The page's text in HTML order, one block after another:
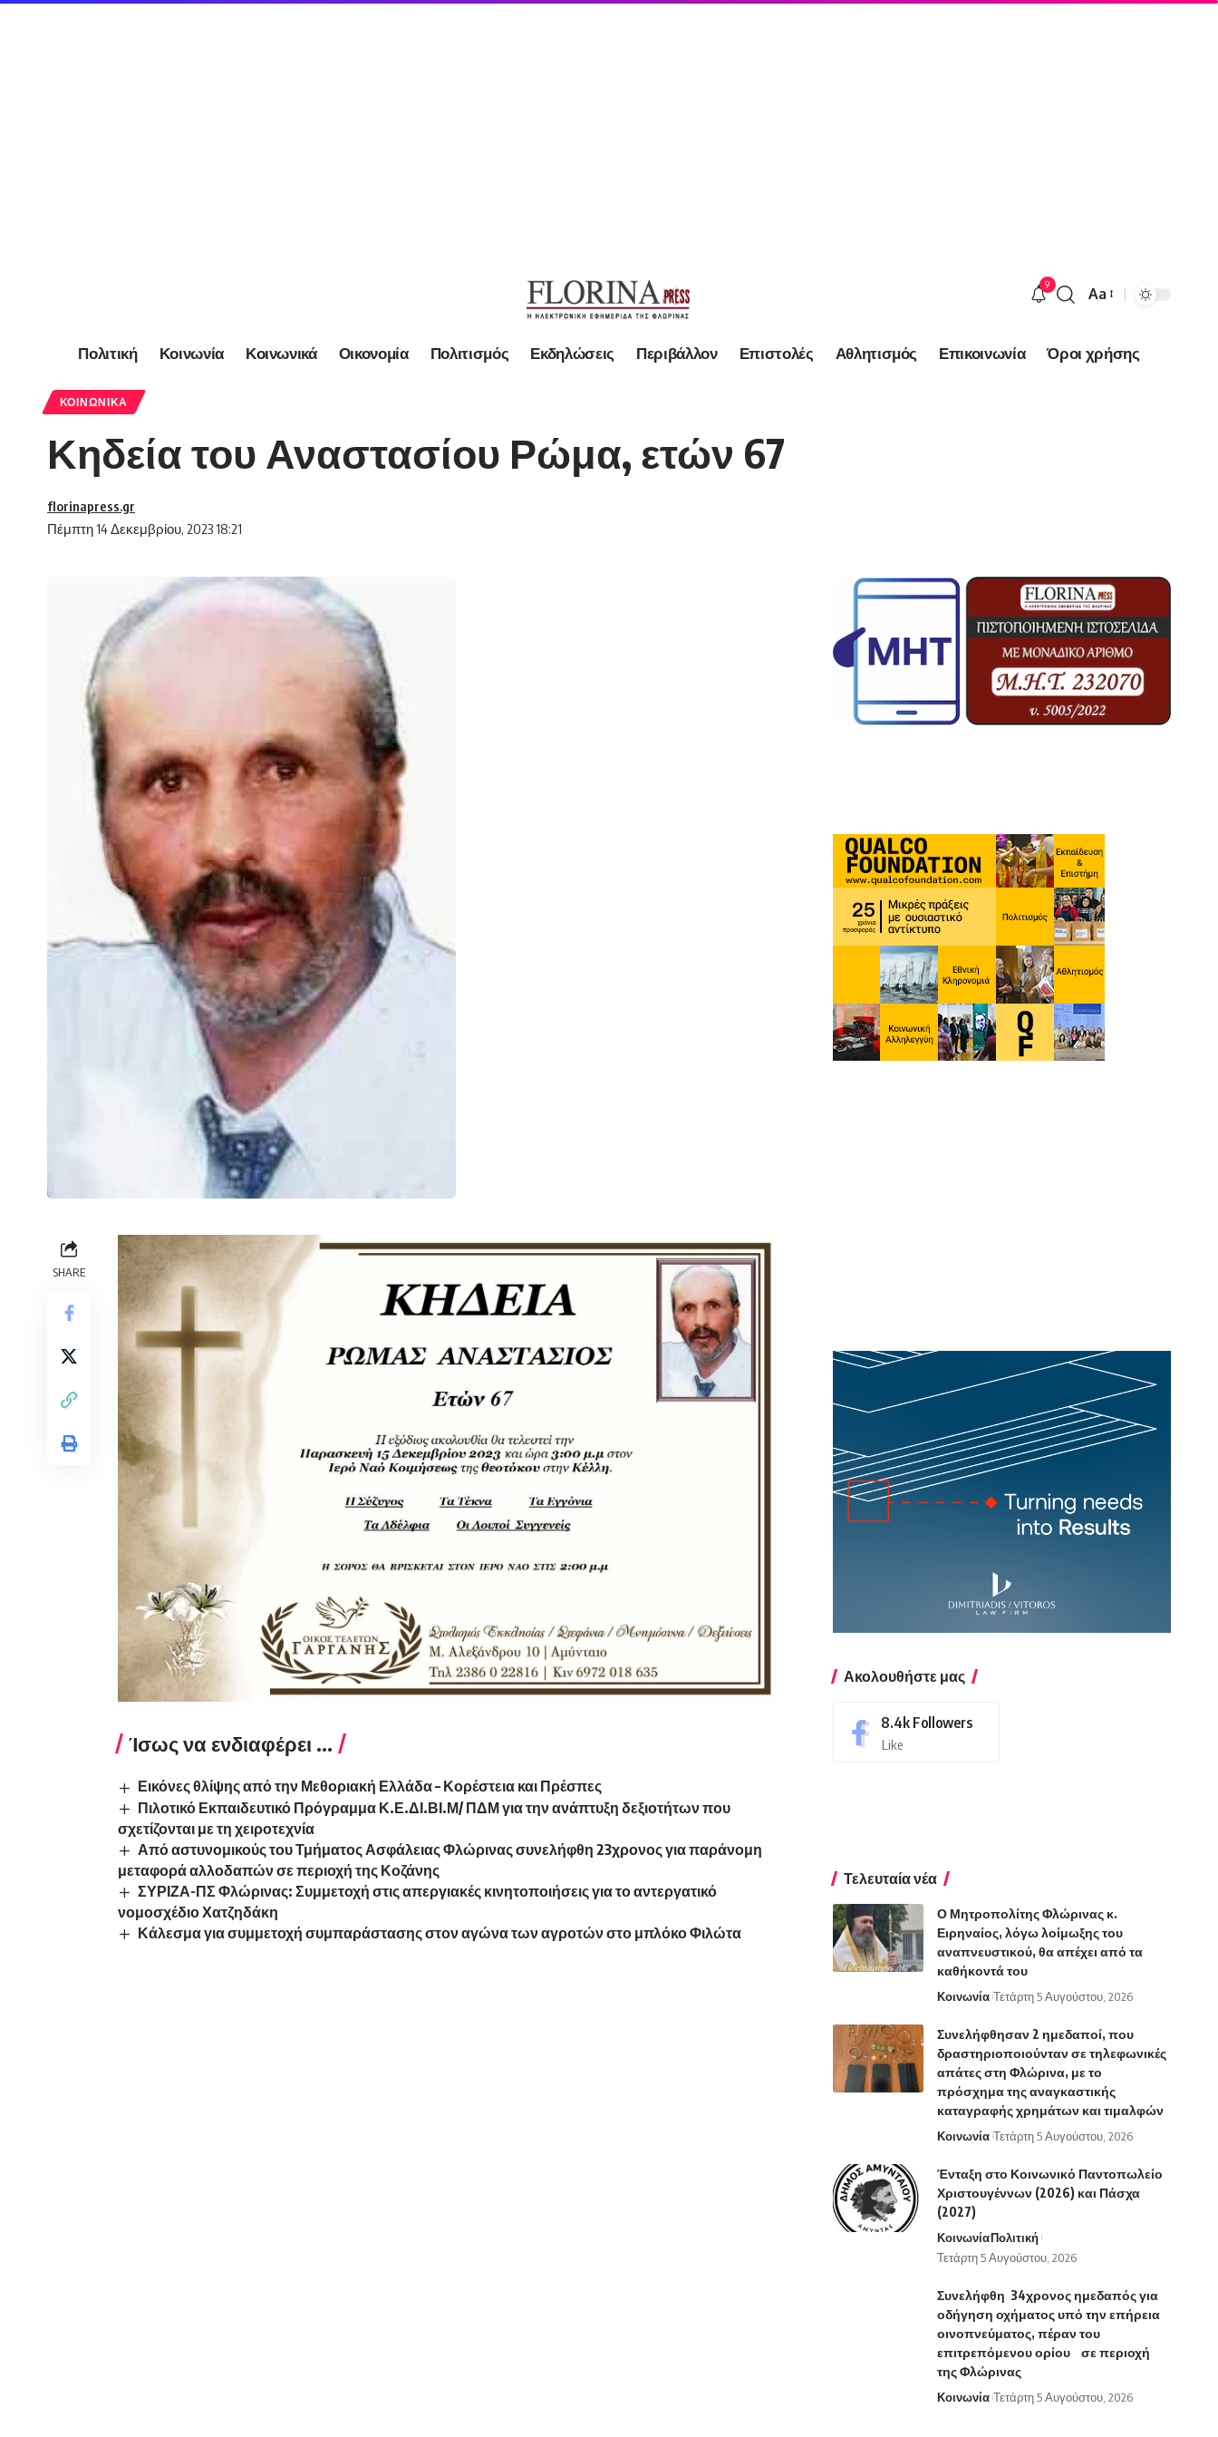
9
Font
Aa
Πολιτική Κοινωνία Κοινωνικά Οικονομία Πολιτισμός Εκδηλώσεις Περιβάλλον Επιστολές Αθλητισμός Επικοινωνία Όροι χρήσης
ΚΟΙΝΩΝΙΚΆ
Κηδεία του Αναστασίου Ρώμα, ετών 67
Πέμπτη 14 Δεκεμβρίου, 2023 18:21
florinapress.gr
SHARE
Ίσως να ενδιαφέρει ...
Εικόνες θλίψης από την Μεθοριακή Ελλάδα – Κορέστεια και Πρέσπες
Πιλοτικό Εκπαιδευτικό Πρόγραμμα Κ.Ε.ΔΙ.ΒΙ.Μ/ ΠΔΜ για την ανάπτυξη δεξιοτήτων που
σχετίζονται με τη χειροτεχνία
Από αστυνομικούς του Τμήματος Ασφάλειας Φλώρινας συνελήφθη 23χρονος για παράνομη
μεταφορά αλλοδαπών σε περιοχή της Κοζάνης
ΣΥΡΙΖΑ-ΠΣ Φλώρινας: Συμμετοχή στις απεργιακές κινητοποιήσεις για το αντεργατικό
νομοσχέδιο Χατζηδάκη
Κάλεσμα για συμμετοχή συμπαράστασης στον αγώνα των αγροτών στο μπλόκο Φιλώτα
Ακολουθήστε μας
8.4k Followers
Like
Τελευταία νέα
Ο Μητροπολίτης Φλώρινας κ.
Ειρηναίος, λόγω λοίμωξης του
αναπνευστικού, θα απέχει από τα
καθήκοντά του
Κοινωνία Τετάρτη 5 Αυγούστου, 2026
Συνελήφθησαν 2 ημεδαποί, που
δραστηριοποιούνταν σε τηλεφωνικές
απάτες στη Φλώρινα, με το
πρόσχημα της αναγκαστικής
καταγραφής χρημάτων και τιμαλφών
Κοινωνία Τετάρτη 5 Αυγούστου, 2026
Ένταξη στο Κοινωνικό Παντοπωλείο
Χριστουγέννων (2026) και Πάσχα
(2027)
ΚοινωνίαΠολιτική
Τετάρτη 5 Αυγούστου, 2026
Συνελήφθη 34χρονος ημεδαπός για
οδήγηση οχήματος υπό την επήρεια
οινοπνεύματος, πέραν του
επιτρεπόμενου ορίου σε περιοχή
της Φλώρινας
Κοινωνία Τετάρτη 5 Αυγούστου, 2026